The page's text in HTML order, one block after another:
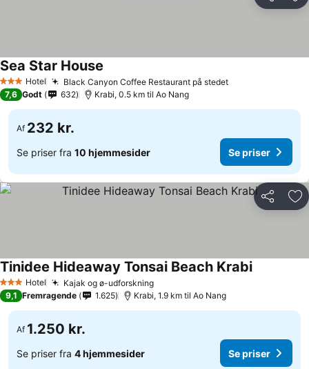
3 StjernerHotel Black Canyon Coffee Restaurant på stedet
Sea Star House
7,6 Godt 632 Krabi, 0.5 km til Ao Nang
Af 232 kr.
Se priser fra 10 hjemmesider Se priser
Del
3 StjernerHotel Kajak og ø-udforskning
Tinidee Hideaway Tonsai Beach Krabi
9,1 Fremragende 1.625 Krabi, 1.9 km til Ao Nang
Af 1.250 kr.
Se priser fra 4 hjemmesider Se priser